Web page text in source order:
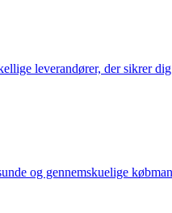
leverandører, der sikrer
og gennemskuelige